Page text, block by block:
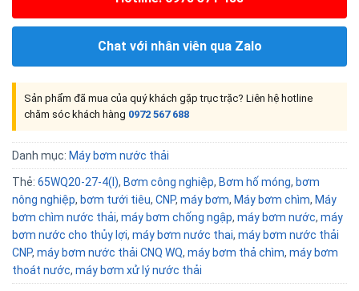
Chat với nhân viên qua Zalo
Sản phẩm đã mua của quý khách gặp trục trặc? Liên hệ hotline
chăm sóc khách hàng 0972 567 688
Danh mục: Máy bơm nước thải
Thẻ: 65WQ20-27-4(I), Bơm công nghiệp, Bơm hố móng, bơm
nông nghiệp, bơm tưới tiêu, CNP, máy bơm, Máy bơm chìm, Máy
bơm chìm nước thải, máy bơm chống ngập, máy bơm nước, máy
bơm nước cho thủy lợi, máy bơm nước thai, máy bơm nước thải
CNP, máy bơm nước thải CNQ WQ, máy bơm thả chìm, máy bơm
thoát nước, máy bơm xử lý nước thải